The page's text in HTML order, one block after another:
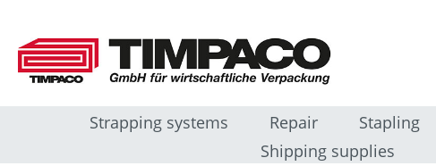
Strapping systems Repair Stapling
Shipping supplies